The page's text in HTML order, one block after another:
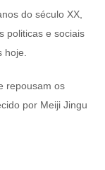
do século XX,
politicas e sociais
hoje.
repousam os
por Meiji Jingu